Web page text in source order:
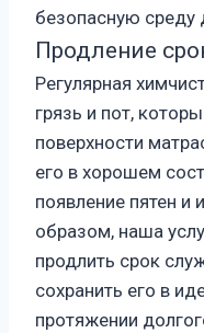
безопасную среду
Продление
Регулярная
грязь и пот,
поверхности
его в хорошем
появление пятен и
образом, наша
продлить срок
сохранить его в
протяжении